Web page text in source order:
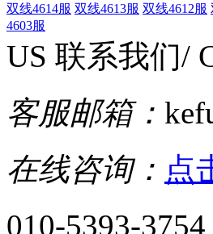
双线4614服 双线4613服 双线4612服
4603服
US 联系我们/
客服邮箱：
在线咨询： 点
010-5393-3754